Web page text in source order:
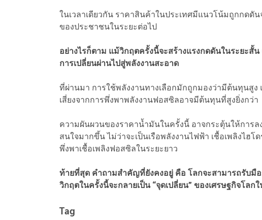
ในเวลาเดียวกัน ราคาสินค้าในประเทศมีแนวโน้มถูกกด
ของประชาชนในระยะต่อไป
อย่างไรก็ตาม แม้วิกฤตครั้งนี้จะสร้างแรงกดดันในระยะสั้
การเปลี่ยนผ่านไปสู่พลังงานสะอาด
ที่ผ่านมา การใช้พลังงานทางเลือกมักถูกมองว่ามีต้นทุนสู
เสี่ยงจากการพึ่งพาพลังงานฟอสซิลอาจมีต้นทุนที่สูงยิ่งกว่า
ความผันผวนของราคาน้ำมันในครั้งนี้ อาจกระตุ้นให้การ
สนใจมากขึ้น ไม่ว่าจะเป็นเรือพลังงานไฟฟ้า เชื้อเพลิงไฮ
พึ่งพาเชื้อเพลิงฟอสซิลในระยะยาว
ท้ายที่สุด คำถามสำคัญที่ยังคงอยู่ คือ โลกจะสามารถรับมื
วิกฤตในครั้งนี้จะกลายเป็น “จุดเปลี่ยน” ของเศรษฐกิจโลก
Tag